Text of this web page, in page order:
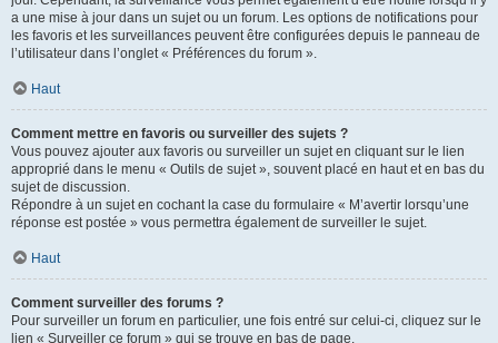
a une mise à jour dans un sujet ou un forum. Les options de notifications pour
les favoris et les surveillances peuvent être configurées depuis le panneau de
l’utilisateur dans l’onglet « Préférences du forum ».
Haut
Comment mettre en favoris ou surveiller des sujets ?
Vous pouvez ajouter aux favoris ou surveiller un sujet en cliquant sur le lien
approprié dans le menu « Outils de sujet », souvent placé en haut et en bas du
sujet de discussion.
Répondre à un sujet en cochant la case du formulaire « M’avertir lorsqu’une
réponse est postée » vous permettra également de surveiller le sujet.
Haut
Comment surveiller des forums ?
Pour surveiller un forum en particulier, une fois entré sur celui-ci, cliquez sur le
lien « Surveiller ce forum » qui se trouve en bas de page.